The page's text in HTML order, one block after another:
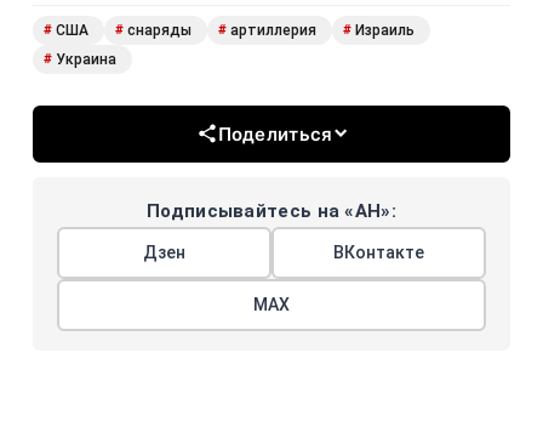
# США # снаряды # артиллерия # Израиль
# Украина
Поделиться
Подписывайтесь на «АН»:
Дзен ВКонтакте
МАХ